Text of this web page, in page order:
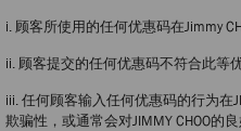
i. 顾客所使用的任何优惠码在Jimmy
ii. 顾客提交的任何优惠码不符合此等
iii. 任何顾客输入任何优惠码的行为在
欺骗性，或通常会对JIMMY CHOO的